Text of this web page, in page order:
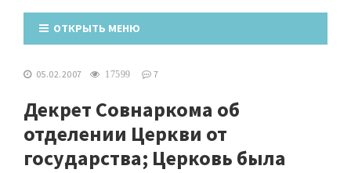
ОТКРЫТЬ МЕНЮ
05.02.2007 17599 7
Декрет Совнаркома об
отделении Церкви от
государства; Церковь была